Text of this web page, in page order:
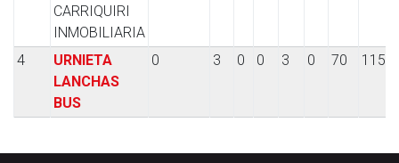
CARRIQUIRI
INMOBILIARIA
4
URNIETA
LANCHAS
BUS
0 3 0 0 3 0 70 115